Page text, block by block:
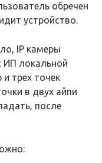
обречен
устройство.
IP камеры
ИП локальной
трех точек
в двух айпи
после